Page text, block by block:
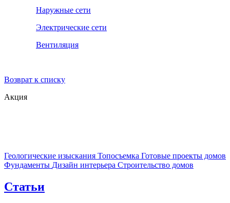
Наружные сети
Электрические сети
Вентиляция
Возврат к списку
Акция
Геологические изыскания Топосъемка Готовые проекты домов
Фундаменты Дизайн интерьера Строительство домов
Статьи